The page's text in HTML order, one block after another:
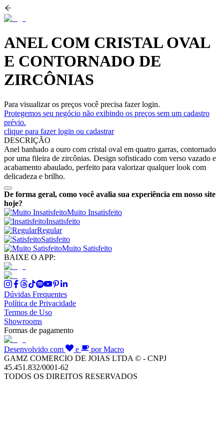
ANEL COM CRISTAL OVAL
E CONTORNADO DE
ZIRCÔNIAS
Para visualizar os preços você precisa fazer login.
Protegemos seu negócio não exibindo os preços sem um cadastro
prévio.
clique para fazer login ou cadastrar
DESCRIÇÃO
Anel banhado a ouro com cristal oval em quatro garras, contornado
por uma fileira de zircônias. Design sofisticado com verso vazado e
acabamento abaulado, perfeito para valorizar qualquer look com
delicadeza e brilho.
De forma geral, como você avalia sua experiência em nosso site
hoje?
Muito Insatisfeito
Insatisfeito
Regular
Satisfeito
Muito Satisfeito
BAIXE O APP:
Dúvidas Frequentes
Política de Privacidade
Termos de Uso
Showrooms
Formas de pagamento
Desenvolvido com e
por Macro
GAMZ COMERCIO DE JOIAS LTDA © - CNPJ
45.451.832/0001-62
TODOS OS DIREITOS RESERVADOS